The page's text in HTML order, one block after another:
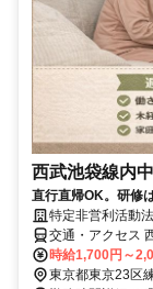
西武池袋線内
直行直帰OK。研修
特定非営利活動
交通・アクセス
練馬駅
時給1,700円～
東京都東京23区